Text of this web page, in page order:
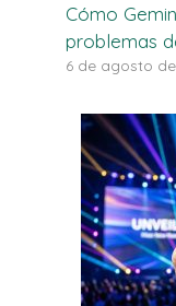
Cómo
problemas
6 de agosto